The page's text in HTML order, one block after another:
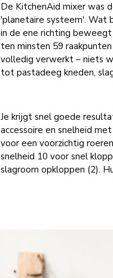
De KitchenAid mixer was
'planetaire systeem'. Wat
in de ene richting
ten minsten 59
volledig verwerkt – niets
tot pastadeeg kneden,
Je krijgt snel goede
accessoire en snelheid
voor een voorzichtig
snelheid 10 voor snel
slagroom opkloppen (2).